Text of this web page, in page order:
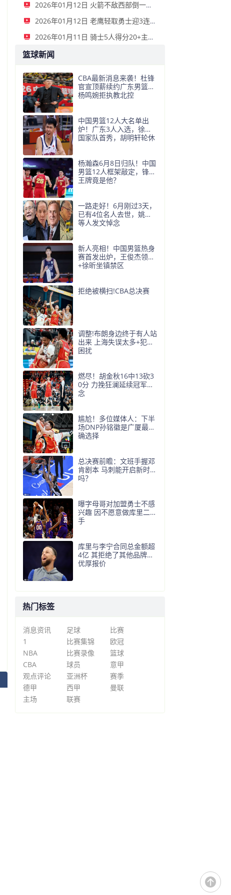
2026年01月12日 火箭不敌西部倒一国王遭遇3连败！申京复出19+9 阿门31+13+6
2026年01月12日 老鹰轻取勇士迎3连胜 约翰逊23+11+6 CJ首秀12分 库里31+5
2026年01月11日 骑士5人得分20+主场复仇森林狼 米切尔28+8 爱德华兹25+5
篮球新闻
CBA最新消息来袭！杜锋
官宣顶薪续约广东男篮，
杨鸣婉拒执教北控
中国男篮12人大名单出
炉！广东3人入选，徐昕
国家队首秀，胡明轩轮休
杨瀚森6月8日归队！中国
男篮12人框架敲定，锋线
王牌竟是他？
一路走好！6月刚过3天，
已有4位名人去世，姚明
等人发文悼念
新人亮相！中国男篮热身
赛首发出炉，王俊杰领衔
+徐昕坐镇禁区
拒绝被横扫!CBA总决赛
调整!布朗身边终于有人站
出来 上海失误太多+犯规
困扰
燃尽！胡金秋16中13砍3
0分 力挽狂澜延续冠军悬
念
尴尬！多位媒体人：下半
场DNP孙铭徽是广厦最正
确选择
总决赛前瞻：文班手握邓
肯剧本 马刺能开启新时代
吗？
曝字母哥对加盟勇士不感
兴趣 因不愿意做库里二把
手
库里与李宁合同总金额超
4亿 其拒绝了其他品牌更
优厚报价
热门标签
消息资讯 足球
比赛
1
比赛集锦
欧冠
NBA
比赛录像
篮球
CBA
球员
意甲
观点评论
亚洲杯
赛季
德甲
西甲
曼联
主场
联赛